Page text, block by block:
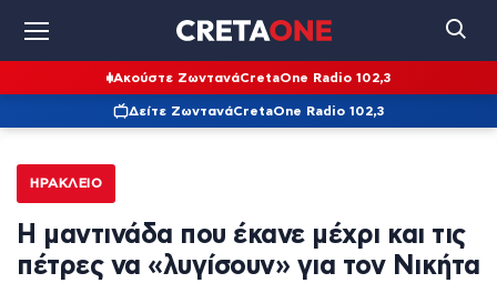
Ακούστε ΖωντανάCretaOne Radio 102,3
Δείτε ΖωντανάCretaOne Radio 102,3
ΗΡΆΚΛΕΙΟ
Η μαντινάδα που έκανε μέχρι και τις
πέτρες να «λυγίσουν» για τον Νικήτα